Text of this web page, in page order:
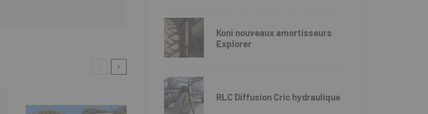
Koni nouveaux amortisseurs
Explorer
RLC Diffusion Cric hydraulique